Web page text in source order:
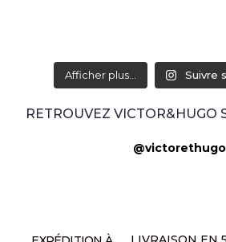
Afficher plus... Suivre
RETROUVEZ VICTOR&HUGO
@victorethugo